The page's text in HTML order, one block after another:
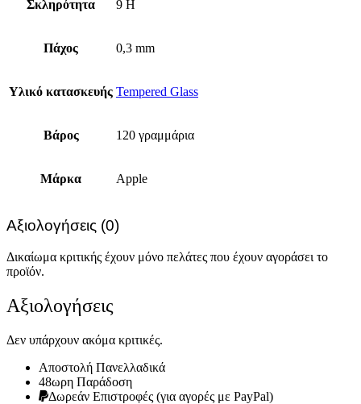
Σκληρότητα 9 H
Πάχος 0,3 mm
Υλικό κατασκευής Tempered Glass
Βάρος 120 γραμμάρια
Μάρκα Apple
Αξιολογήσεις (0)
Δικαίωμα κριτικής έχουν μόνο πελάτες που έχουν αγοράσει το
προϊόν.
Αξιολογήσεις
Δεν υπάρχουν ακόμα κριτικές.
Αποστολή Πανελλαδικά
48ωρη Παράδοση
Δωρεάν Eπιστροφές (για αγορές με PayPal)